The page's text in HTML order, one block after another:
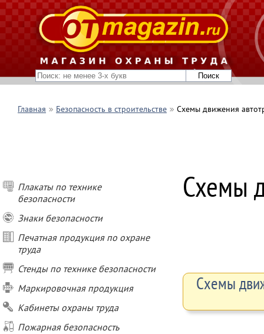
Главная Безопасность в строительстве Схемы движения
Плакаты по технике
безопасности
Знаки безопасности
Печатная продукция по охране
труда
Стенды по технике безопасности
Маркировочная продукция
Кабинеты охраны труда
Пожарная безопасность
Схемы
Схемы